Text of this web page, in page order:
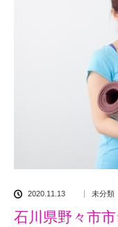
2020.11.13 未分類
石川県野々市